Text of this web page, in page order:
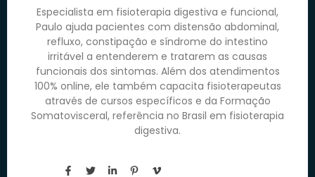
Especialista em fisioterapia digestiva e funcional,
Paulo ajuda pacientes com distensão abdominal,
refluxo, constipação e síndrome do intestino
irritável a entenderem e tratarem as causas
funcionais dos sintomas. Além dos atendimentos
100% online, ele também capacita fisioterapeutas
através de cursos específicos e da Formação
Somatovisceral, referência no Brasil em fisioterapia
digestiva.